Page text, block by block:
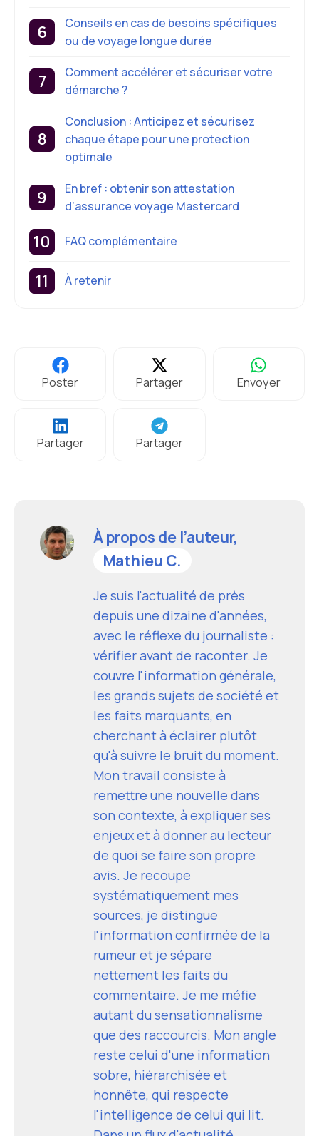
Conseils en cas de besoins spécifiques
ou de voyage longue durée
Comment accélérer et sécuriser votre
démarche ?
Conclusion : Anticipez et sécurisez
chaque étape pour une protection
optimale
En bref : obtenir son attestation
d’assurance voyage Mastercard
FAQ complémentaire
À retenir
Poster Partager Envoyer
Partager Partager
À propos de l’auteur,
Mathieu C.
Je suis l'actualité de près
depuis une dizaine d'années,
avec le réflexe du journaliste :
vérifier avant de raconter. Je
couvre l'information générale,
les grands sujets de société et
les faits marquants, en
cherchant à éclairer plutôt
qu'à suivre le bruit du moment.
Mon travail consiste à
remettre une nouvelle dans
son contexte, à expliquer ses
enjeux et à donner au lecteur
de quoi se faire son propre
avis. Je recoupe
systématiquement mes
sources, je distingue
l'information confirmée de la
rumeur et je sépare
nettement les faits du
commentaire. Je me méfie
autant du sensationnalisme
que des raccourcis. Mon angle
reste celui d'une information
sobre, hiérarchisée et
honnête, qui respecte
l'intelligence de celui qui lit.